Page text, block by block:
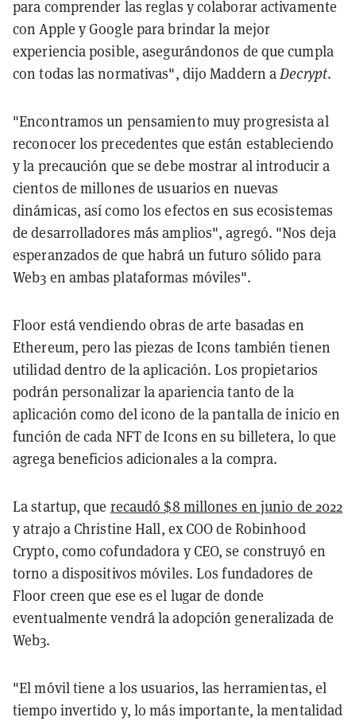
para comprender las reglas y colaborar activamente
con Apple y Google para brindar la mejor
experiencia posible, asegurándonos de que cumpla
con todas las normativas", dijo Maddern aDecrypt.
"Encontramos un pensamiento muy progresista al
reconocer los precedentes que están estableciendo
y la precaución que se debe mostrar al introducir a
cientos de millones de usuarios en nuevas
dinámicas, así como los efectos en sus ecosistemas
de desarrolladores más amplios", agregó. "Nos deja
esperanzados de que habrá un futuro sólido para
Web3 en ambas plataformas móviles".
Floor está vendiendo obras de arte basadas en
Ethereum, pero las piezas de Icons también tienen
utilidad dentro de la aplicación. Los propietarios
podrán personalizar la apariencia tanto de la
aplicación como del icono de la pantalla de inicio en
función de cada NFT de Icons en su billetera, lo que
agrega beneficios adicionales a la compra.
La startup, que recaudó $8 millones en junio de 2022
y atrajo a Christine Hall, ex COO de Robinhood
Crypto, como cofundadora y CEO, se construyó en
torno a dispositivos móviles. Los fundadores de
Floor creen que ese es el lugar de donde
eventualmente vendrá la adopción generalizada de
Web3.
"El móvil tiene a los usuarios, las herramientas, el
tiempo invertido y, lo más importante, la mentalidad